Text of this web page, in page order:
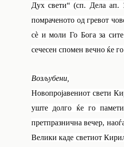
Дух свети“ (сп. Дела ап.
помраченото од гревот
сè и моли Го Бога за
сечесен спомен вечно ќе
Возљубени,
Новопројавениот свети
уште долго ќе го
претпразнична вечер,
Велики каде светиот